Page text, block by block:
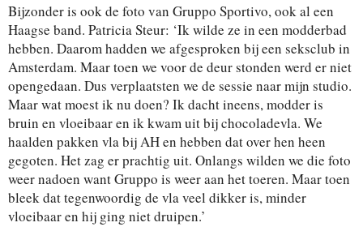
Bijzonder is ook de foto van Gruppo Sportivo, ook al een
Haagse band. Patricia Steur: ‘Ik wilde ze in een modderbad
hebben. Daarom hadden we afgesproken bij een seksclub in
Amsterdam. Maar toen we voor de deur stonden werd er niet
opengedaan. Dus verplaatsten we de sessie naar mijn studio.
Maar wat moest ik nu doen? Ik dacht ineens, modder is
bruin en vloeibaar en ik kwam uit bij chocoladevla. We
haalden pakken vla bij AH en hebben dat over hen heen
gegoten. Het zag er prachtig uit. Onlangs wilden we die foto
weer nadoen want Gruppo is weer aan het toeren. Maar toen
bleek dat tegenwoordig de vla veel dikker is, minder
vloeibaar en hij ging niet druipen.’